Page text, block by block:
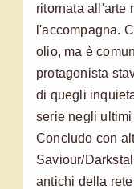
ritornata all'arte
l'accompagna.
olio, ma è
protagonista
di quegli
serie negli ultimi
Concludo con
Saviour/
antichi della